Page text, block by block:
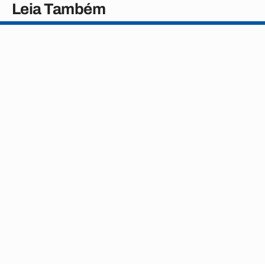
Leia Também